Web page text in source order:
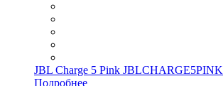
JBL Charge 5 Pink JBLCHARGE5PINK
Подробнее